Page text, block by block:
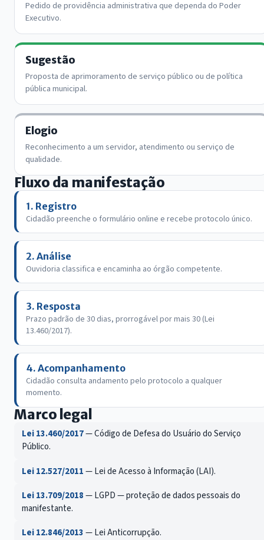
Pedido de providência administrativa que dependa do Poder
Executivo.
Sugestão
Proposta de aprimoramento de serviço público ou de política
pública municipal.
Elogio
Reconhecimento a um servidor, atendimento ou serviço de
qualidade.
Fluxo da manifestação
1. Registro
Cidadão preenche o formulário online e recebe protocolo único.
2. Análise
Ouvidoria classifica e encaminha ao órgão competente.
3. Resposta
Prazo padrão de 30 dias, prorrogável por mais 30 (Lei
13.460/2017).
4. Acompanhamento
Cidadão consulta andamento pelo protocolo a qualquer
momento.
Marco legal
Lei 13.460/2017— Código de Defesa do Usuário do Serviço
Público.
Lei 12.527/2011— Lei de Acesso à Informação (LAI).
Lei 13.709/2018— LGPD — proteção de dados pessoais do
manifestante.
Lei 12.846/2013— Lei Anticorrupção.